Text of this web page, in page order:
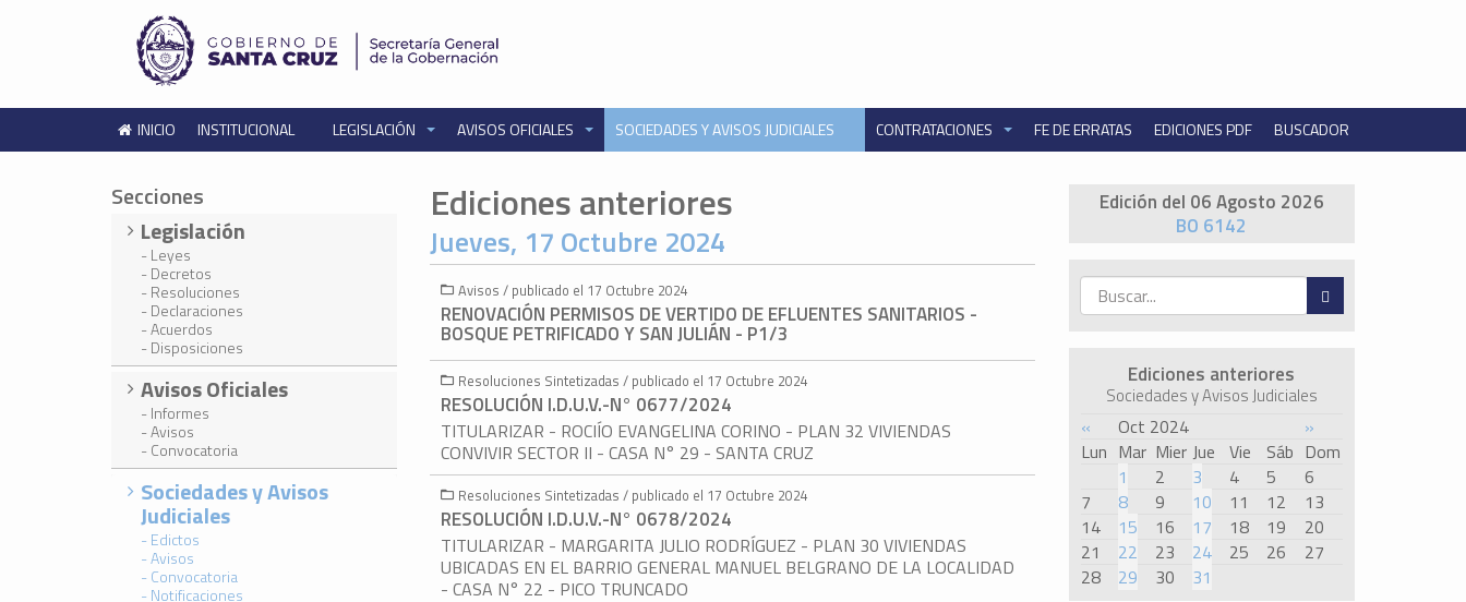
INICIO INSTITUCIONAL LEGISLACIÓN AVISOS OFICIALES SOCIEDADES Y AVISOS JUDICIALES CONTRATACIONES FE DE ERRATAS EDICIONES PDF BUSCADOR
Edición del 06 Agosto 2026
BO 6142
Ediciones anteriores
Sociedades y Avisos Judiciales
« Oct 2024
»
Lun Mar Mier Jue Vie Sáb Dom
1
2 3 4 5
6
7
8 9 10 11 12
13
14
15 16 17 18 19
20
21
22 23 24 25 26
27
28
29 30 31
Secciones
Legislación
- Leyes
- Decretos
- Resoluciones
- Declaraciones
- Acuerdos
- Disposiciones
Avisos Oficiales
- Informes
- Avisos
- Convocatoria
Sociedades y Avisos
Judiciales
- Edictos
- Avisos
- Convocatoria
- Notificaciones
Ediciones anteriores
Jueves, 17 Octubre 2024
Avisos / publicado el 17 Octubre 2024
RENOVACIÓN PERMISOS DE VERTIDO DE EFLUENTES SANITARIOS -
BOSQUE PETRIFICADO Y SAN JULIÁN - P1/3
Resoluciones Sintetizadas / publicado el 17 Octubre 2024
RESOLUCIÓN I.D.U.V.-N° 0677/2024
TITULARIZAR - ROCIÍO EVANGELINA CORINO - PLAN 32 VIVIENDAS
CONVIVIR SECTOR II - CASA N° 29 - SANTA CRUZ
Resoluciones Sintetizadas / publicado el 17 Octubre 2024
RESOLUCIÓN I.D.U.V.-N° 0678/2024
TITULARIZAR - MARGARITA JULIO RODRÍGUEZ - PLAN 30 VIVIENDAS
UBICADAS EN EL BARRIO GENERAL MANUEL BELGRANO DE LA LOCALIDAD
- CASA N° 22 - PICO TRUNCADO